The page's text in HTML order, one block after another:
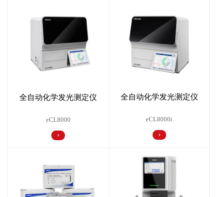
全自动化学发光测定仪
eCL8000
全自动化学发光测定仪
eCL8000i